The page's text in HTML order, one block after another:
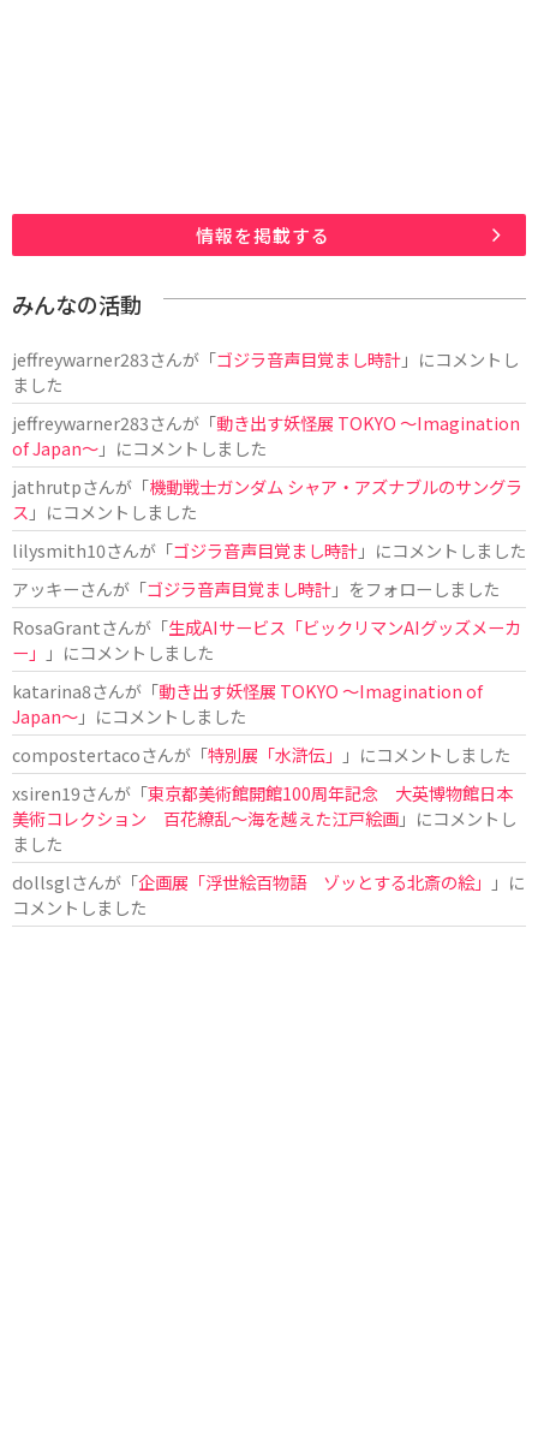
情報を掲載する
みんなの活動
jeffreywarner283さんが「ゴジラ音声目覚まし時計」にコメントし
ました
jeffreywarner283さんが「動き出す妖怪展 TOKYO 〜Imagination
of Japan〜」にコメントしました
jathrutpさんが「機動戦士ガンダム シャア・アズナブルのサングラ
ス 」にコメントしました
lilysmith10さんが「ゴジラ音声目覚まし時計」にコメントしました
アッキーさんが「ゴジラ音声目覚まし時計」をフォローしました
RosaGrantさんが「生成AIサービス「ビックリマンAIグッズメーカ
ー」
」にコメントしました
katarina8さんが「動き出す妖怪展 TOKYO 〜Imagination of
Japan〜」にコメントしました
compostertacoさんが「特別展「水滸伝」
」にコメントしました
xsiren19さんが「東京都美術館開館100周年記念 大英博物館日本
美術コレクション 百花繚乱～海を越えた江戸絵画」にコメントし
ました
dollsglさんが「企画展「浮世絵百物語 ゾッとする北斎の絵」
」に
コメントしました